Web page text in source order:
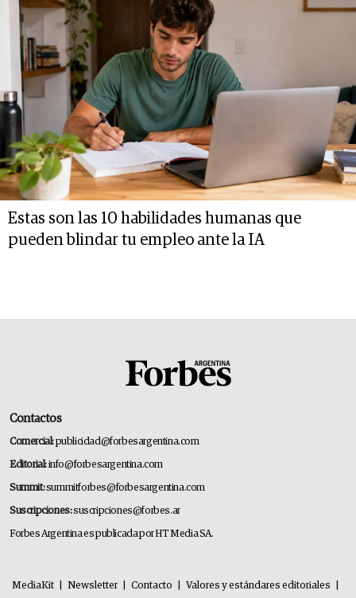
Estas son las 10 habilidades humanas que
pueden blindar tu empleo ante la IA
Contactos
Comercial:publicidad@forbesargentina.com
Editorial:info@forbesargentina.com
Summit:summitforbes@forbesargentina.com
Suscripciones:suscripciones@forbes.ar
Forbes Argentina es publicada por HT Media SA.
MediaKit Newsletter Contacto Valores y estándares editoriales